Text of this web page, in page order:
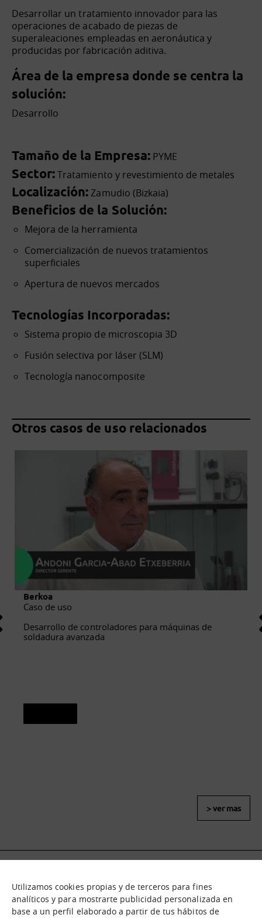
Utilizamos cookies propias y de terceros para fines
analíticos y para mostrarte publicidad personalizada en
base a un perfil elaborado a partir de tus hábitos de
Desarrollar un tratamiento innovador para las
operaciones de acabado de piezas de
superaleaciones empleadas en aeronáutica y
producidas por fabricación aditiva.
Área de la empresa donde se centra la
solución:
Desarrollo
Tamaño de la Empresa:PYME
Sector:Tratamiento y revestimiento de metales
Localización:Zamudio (Bizkaia)
Beneficios de la Solución:
Mejora de la herramienta
Comercialización de nuevos tratamientos
superficiales
Apertura de nuevos mercados
Tecnologías Incorporadas:
Sistema propio de microscopia 3D
Fusión selectiva por láser (SLM)
Tecnología nanocomposite
Otros casos de uso relacionados
Berkoa
Caso de uso
Desarrollo de controladores para máquinas de
soldadura avanzada
> ver mas
Qué es
Nodos
Nuestra oferta
Catálogo de activos